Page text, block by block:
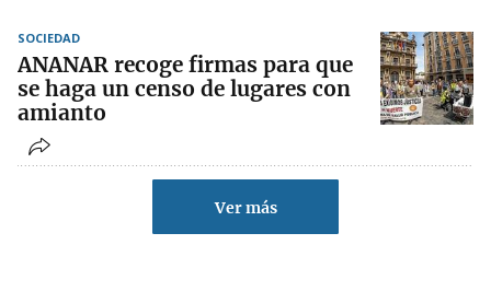
SOCIEDAD
ANANAR recoge firmas para que
se haga un censo de lugares con
amianto
Ver más